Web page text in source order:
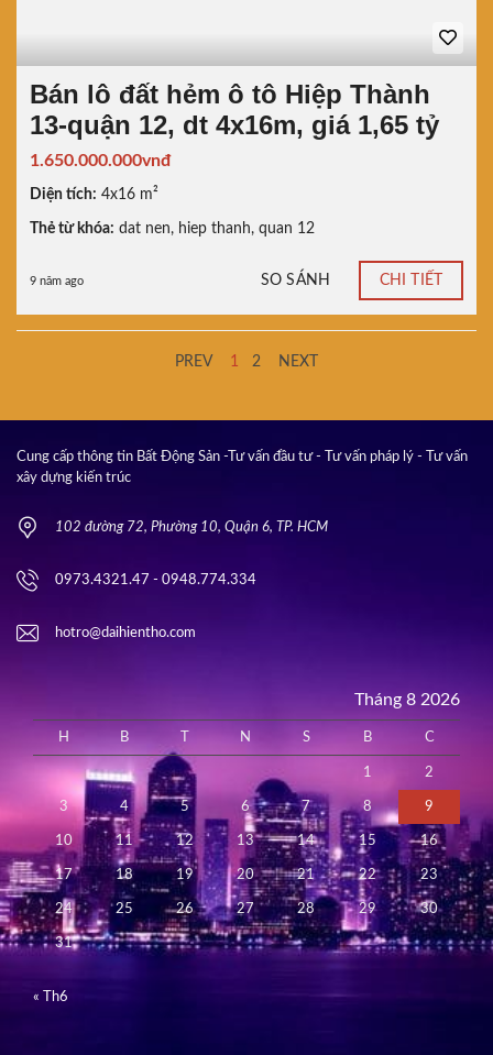
Bán lô đất hẻm ô tô Hiệp Thành
13-quận 12, dt 4x16m, giá 1,65 tỷ
1.650.000.000vnđ
Diện tích: 4x16 m²
Thẻ từ khóa: dat nen, hiep thanh, quan 12
9 năm ago SO SÁNH CHI TIẾT
PREV 1 2 NEXT
Cung cấp thông tin Bất Động Sản -Tư vấn đầu tư - Tư vấn pháp lý - Tư vấn
xây dựng kiến trúc
102 đường 72, Phường 10, Quận 6, TP. HCM
0973.4321.47 - 0948.774.334
hotro@daihientho.com
Tháng 8 2026
H B N S B C
1 2
3 4 5 6 7 8 9
10 11 12 13 14 15 16
17 18 19 20 21 22 23
24 25 26 27 28 29 30
31
« Th6